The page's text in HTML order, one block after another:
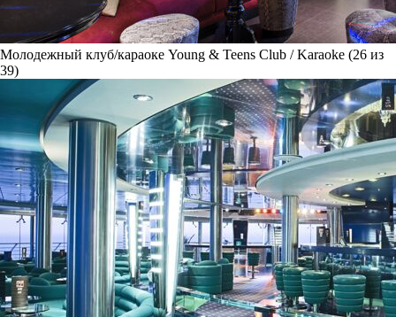
Молодежный клуб/караоке Young & Teens Club / Karaoke (26 из
39)